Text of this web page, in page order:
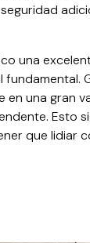
una
una gran
Esto
que lidiar